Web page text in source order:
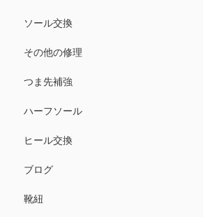
ソール交換
その他の修理
つま先補強
ハーフソール
ヒール交換
ブログ
靴紐